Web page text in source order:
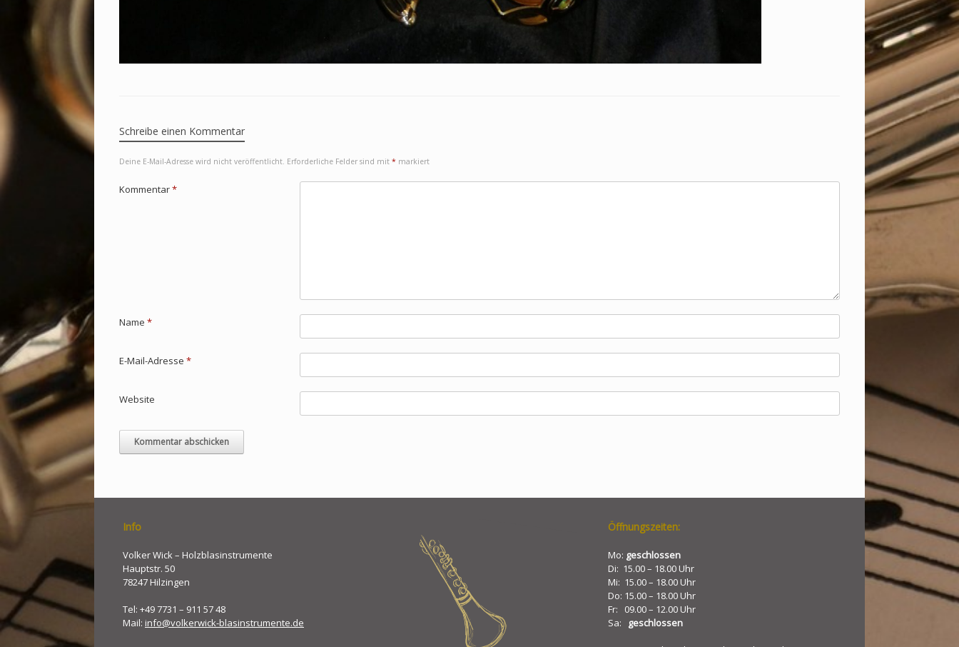
Schreibe einen Kommentar
Deine E-Mail-Adresse wird nicht veröffentlicht. Erforderliche Felder sind mit * markiert
Kommentar*
Name *
E-Mail-Adresse *
Website
Info
Volker Wick – Holzblasinstrumente
Hauptstr. 50
78247 Hilzingen
Tel: +49 7731 – 911 57 48
Mail: info@volkerwick-blasinstrumente.de
Öffnungszeiten:
Mo: geschlossen
Di: 15.00 – 18.00 Uhr
Mi: 15.00 – 18.00 Uhr
Do: 15.00 – 18.00 Uhr
Fr: 09.00 – 12.00 Uhr
Sa: geschlossen